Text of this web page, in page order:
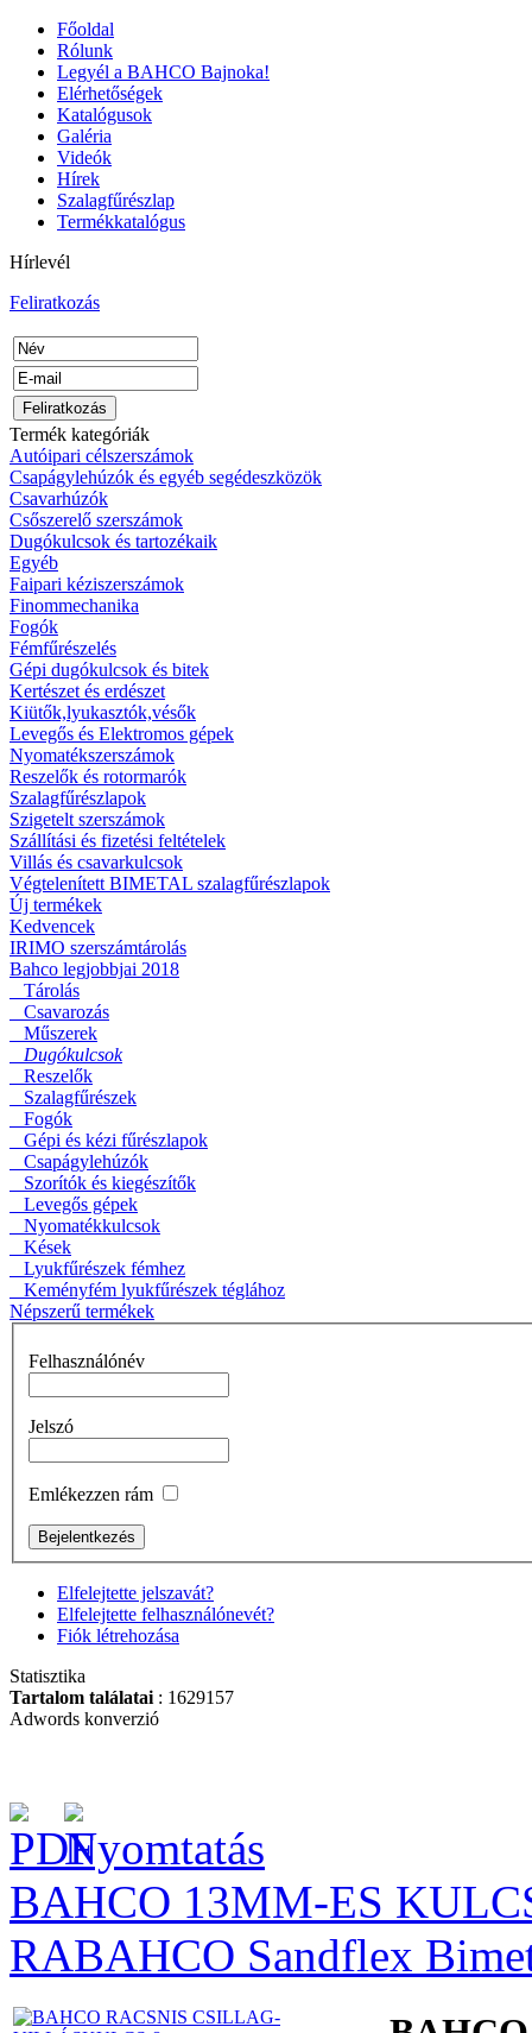
Főoldal
Rólunk
Legyél a BAHCO Bajnoka!
Elérhetőségek
Katalógusok
Galéria
Videók
Hírek
Szalagfűrészlap
Termékkatalógus
Hírlevél
Feliratkozás
Termék kategóriák
Autóipari célszerszámok
Csapágylehúzók és egyéb segédeszközök
Csavarhúzók
Csőszerelő szerszámok
Dugókulcsok és tartozékaik
Egyéb
Faipari kéziszerszámok
Finommechanika
Fogók
Fémfűrészelés
Gépi dugókulcsok és bitek
Kertészet és erdészet
Kiütők,lyukasztók,vésők
Levegős és Elektromos gépek
Nyomatékszerszámok
Reszelők és rotormarók
Szalagfűrészlapok
Szigetelt szerszámok
Szállítási és fizetési feltételek
Villás és csavarkulcsok
Végtelenített BIMETAL szalagfűrészlapok
Új termékek
Kedvencek
IRIMO szerszámtárolás
Bahco legjobbjai 2018
Tárolás
Csavarozás
Műszerek
Dugókulcsok
Reszelők
Szalagfűrészek
Fogók
Gépi és kézi fűrészlapok
Csapágylehúzók
Szorítók és kiegészítők
Levegős gépek
Nyomatékkulcsok
Kések
Lyukfűrészek fémhez
Keményfém lyukfűrészek téglához
Népszerű termékek
Felhasználónév
Jelszó
Emlékezzen rám
Elfelejtette jelszavát?
Elfelejtette felhasználónevét?
Fiók létrehozása
Statisztika
Tartalom találatai : 1629157
Adwords konverzió
BAHCO 13MM-ES
RABAHCO Sandflex
Zárt szerszámtáska
– 340Nm
Bitek műanyag
dobozban PH1
(30db/doboz)
Bitek műanyag
dobozban PH2
(30db/doboz)